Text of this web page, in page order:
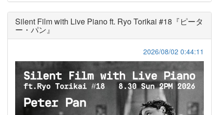
Silent Film with Live Piano ft. Ryo Torikai #18『ピータ
ー・パン』
2026/08/02 0:44:11